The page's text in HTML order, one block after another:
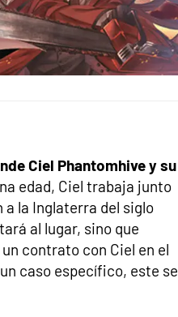
Ciel Phantomhive y su
edad, Ciel trabaja junto
la Inglaterra del siglo
al lugar, sino que
contrato con Ciel en el
caso específico, este se